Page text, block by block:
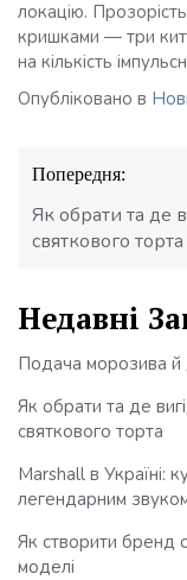
локацію. Прозорість,
кришками — три
на кількість
Опубліковано в
Навігація
записів
Попередня:
Як обрати та де
святкового торта
Недавні
Подача морозива й
Як обрати та де
святкового торта
Marshall в Україні:
легендарним
Як створити бренд
моделі